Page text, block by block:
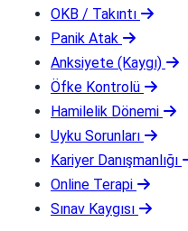
OKB / Takıntı
Panik Atak
Anksiyete (Kaygı)
Öfke Kontrolü
Hamilelik Dönemi
Uyku Sorunları
Kariyer Danışmanlığı
Online Terapi
Sınav Kaygısı